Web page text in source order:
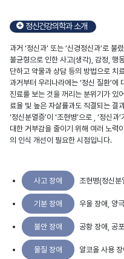
정신건강의학과소개
과거 ‘정신과’ 또는 ‘신경정신과’로 불
불균형으로 인한 사고(생각), 감정, 행
단하고 약물과 상담 등의 방법으로 치
과거부터 우리나라에는 ‘정신 질환’
진료를 보는 것을 꺼리는 분위기가 있
료율 및 높은 자살률과도 직결되는 결
‘정신분열증’이 ‘조현병’으로 , ‘정신
대한 거부감을 줄이기 위해 여러 노력
의 인식 개선이 필요한 시점입니다.
사고 장애 조현병(정신
기분 장애 우울 장애, 양
불안 장애 공황 장애, 공
물질 장애 알코올 사용